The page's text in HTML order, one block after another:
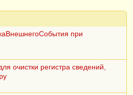
при
очистки регистра сведений,